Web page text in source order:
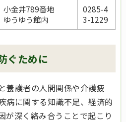
小金井789番地
ゆうゆう館内
0285-4
3-1229
ぐために
養護者の人間関係や介護疲
病に関する知識不足、経済的
が深く絡み合うことで起こり